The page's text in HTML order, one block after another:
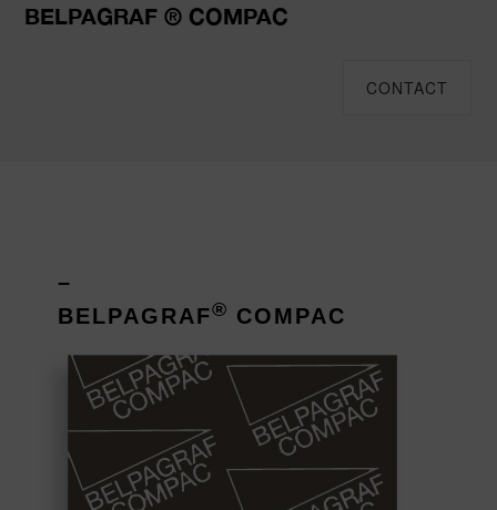
BELPAGRAF ® COMPAC
CONTACT
–
BELPAGRAF® COMPAC